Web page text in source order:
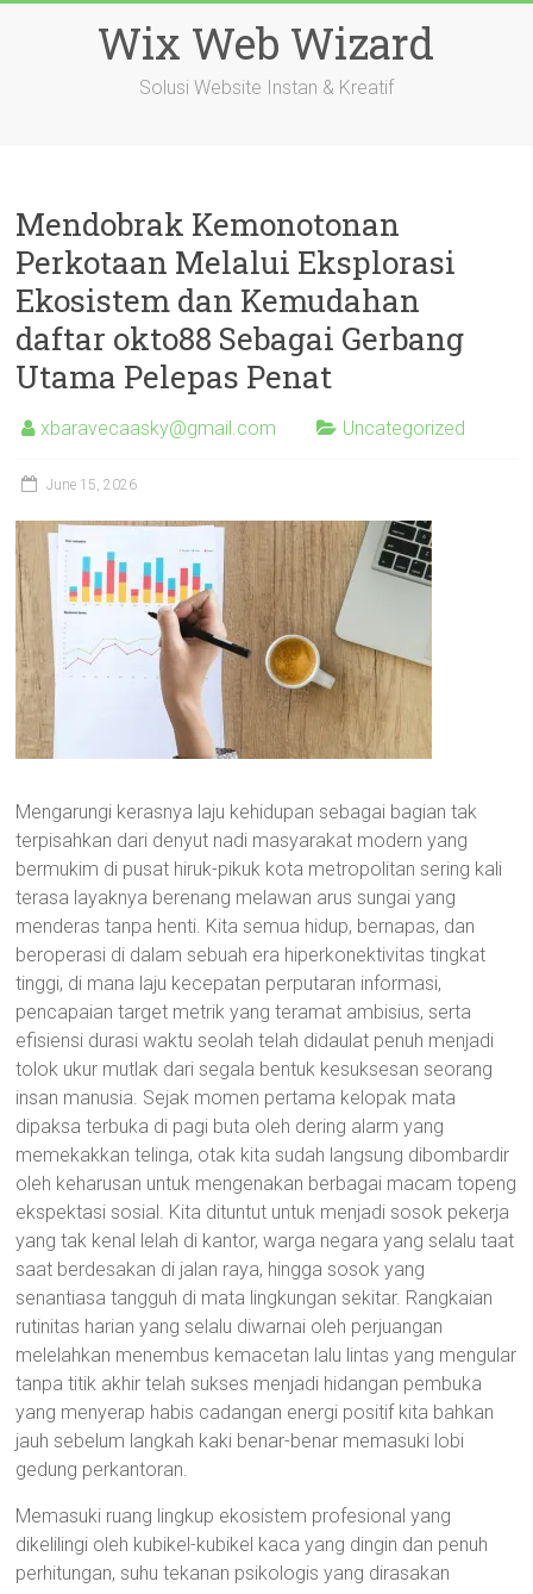
Wix Web Wizard
Solusi Website Instan & Kreatif
Mendobrak Kemonotonan
Perkotaan Melalui Eksplorasi
Ekosistem dan Kemudahan
daftar okto88 Sebagai Gerbang
Utama Pelepas Penat
xbaravecaasky@gmail.com Uncategorized
June 15, 2026
Mengarungi kerasnya laju kehidupan sebagai bagian tak
terpisahkan dari denyut nadi masyarakat modern yang
bermukim di pusat hiruk-pikuk kota metropolitan sering kali
terasa layaknya berenang melawan arus sungai yang
menderas tanpa henti. Kita semua hidup, bernapas, dan
beroperasi di dalam sebuah era hiperkonektivitas tingkat
tinggi, di mana laju kecepatan perputaran informasi,
pencapaian target metrik yang teramat ambisius, serta
efisiensi durasi waktu seolah telah didaulat penuh menjadi
tolok ukur mutlak dari segala bentuk kesuksesan seorang
insan manusia. Sejak momen pertama kelopak mata
dipaksa terbuka di pagi buta oleh dering alarm yang
memekakkan telinga, otak kita sudah langsung dibombardir
oleh keharusan untuk mengenakan berbagai macam topeng
ekspektasi sosial. Kita dituntut untuk menjadi sosok pekerja
yang tak kenal lelah di kantor, warga negara yang selalu taat
saat berdesakan di jalan raya, hingga sosok yang
senantiasa tangguh di mata lingkungan sekitar. Rangkaian
rutinitas harian yang selalu diwarnai oleh perjuangan
melelahkan menembus kemacetan lalu lintas yang mengular
tanpa titik akhir telah sukses menjadi hidangan pembuka
yang menyerap habis cadangan energi positif kita bahkan
jauh sebelum langkah kaki benar-benar memasuki lobi
gedung perkantoran.
Memasuki ruang lingkup ekosistem profesional yang
dikelilingi oleh kubikel-kubikel kaca yang dingin dan penuh
perhitungan, suhu tekanan psikologis yang dirasakan